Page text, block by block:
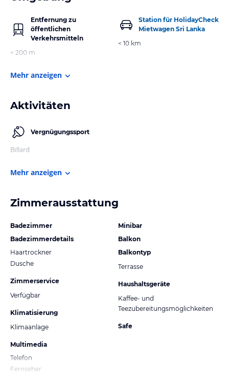
Entfernung zu
öffentlichen
Verkehrsmitteln
< 200 m
Station für HolidayCheck
Mietwagen Sri Lanka
< 10 km
Mehr anzeigen
Aktivitäten
Vergnügungssport
Billard
Mehr anzeigen
Zimmerausstattung
Badezimmer
Badezimmerdetails
Haartrockner
Dusche
Zimmerservice
Verfügbar
Klimatisierung
Klimaanlage
Multimedia
Telefon
Fernseher
Minibar
Balkon
Balkontyp
Terrasse
Haushaltsgeräte
Kaffee- und
Teezubereitungsmöglichkeiten
Safe